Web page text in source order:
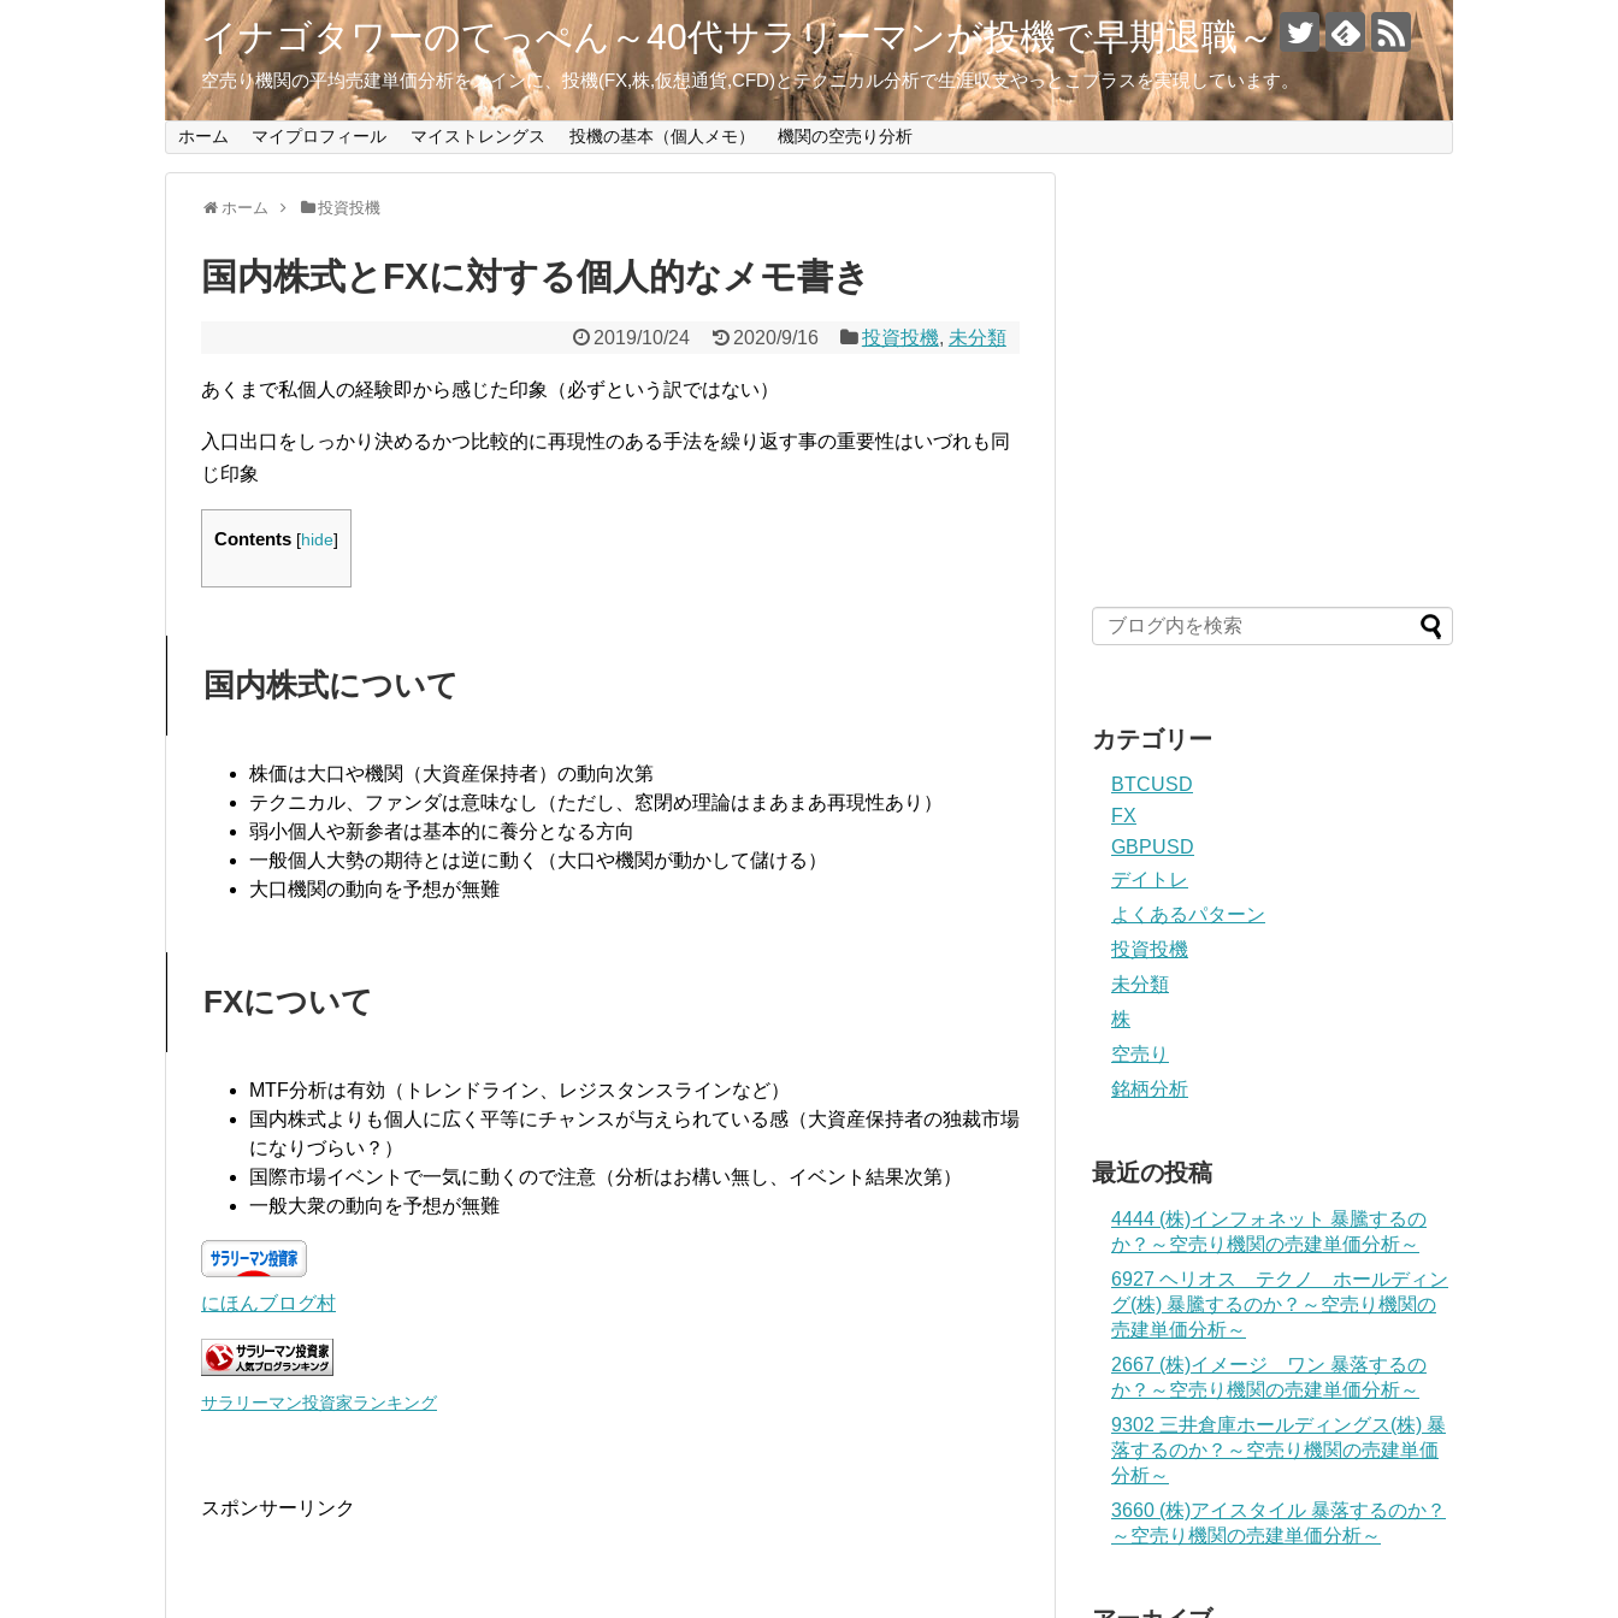
イナゴタワーのてっぺん～40代サラリーマンが投機で早期退職～
空売り機関の平均売建単価分析をメインに、投機(FX,株,仮想通貨,CFD)とテクニカル分析で生涯収支やっとこプラスを実現しています。
ホーム マイプロフィール マイストレングス 投機の基本（個人メモ） 機関の空売り分析
ホーム 投資投機
国内株式とFXに対する個人的なメモ書き
2019/10/24 2020/9/16 投資投機, 未分類
あくまで私個人の経験即から感じた印象（必ずという訳ではない）
入口出口をしっかり決めるかつ比較的に再現性のある手法を繰り返す事の重要性はいづれも同
じ印象
Contents [hide]
国内株式について
株価は大口や機関（大資産保持者）の動向次第
テクニカル、ファンダは意味なし（ただし、窓閉め理論はまあまあ再現性あり）
弱小個人や新参者は基本的に養分となる方向
一般個人大勢の期待とは逆に動く（大口や機関が動かして儲ける）
大口機関の動向を予想が無難
FXについて
MTF分析は有効（トレンドライン、レジスタンスラインなど）
国内株式よりも個人に広く平等にチャンスが与えられている感（大資産保持者の独裁市場
になりづらい？）
国際市場イベントで一気に動くので注意（分析はお構い無し、イベント結果次第）
一般大衆の動向を予想が無難
にほんブログ村
サラリーマン投資家ランキング
スポンサーリンク
カテゴリー
BTCUSD
FX
GBPUSD
デイトレ
よくあるパターン
投資投機
未分類
株
空売り
銘柄分析
最近の投稿
4444 (株)インフォネット 暴騰するの
か？～空売り機関の売建単価分析～
6927 ヘリオス テクノ ホールディン
グ(株) 暴騰するのか？～空売り機関の
売建単価分析～
2667 (株)イメージ ワン 暴落するの
か？～空売り機関の売建単価分析～
9302 三井倉庫ホールディングス(株) 暴
落するのか？～空売り機関の売建単価
分析～
3660 (株)アイスタイル 暴落するのか？
～空売り機関の売建単価分析～